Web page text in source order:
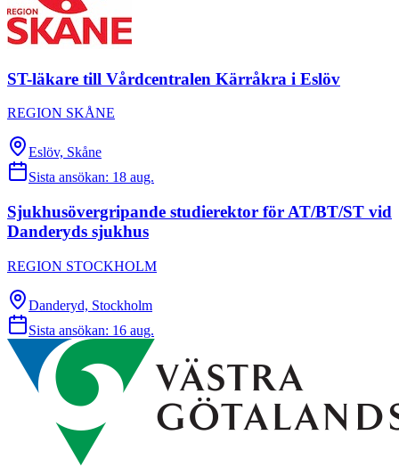
ST-läkare till Vårdcentralen Kärråkra i Eslöv
REGION SKÅNE
Eslöv, Skåne
Sista ansökan: 18 aug.
Sjukhusövergripande studierektor för AT/BT/ST vid
Danderyds sjukhus
REGION STOCKHOLM
Danderyd, Stockholm
Sista ansökan: 16 aug.